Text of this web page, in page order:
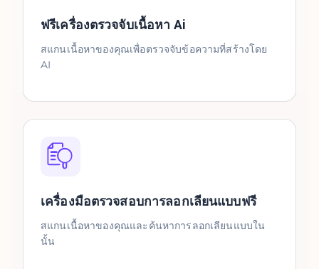
ฟรีเครื่องตรวจจับเนื้อหา Ai
สแกนเนื้อหาของคุณเพื่อตรวจจับข้อความที่สร้างโดย
AI
เครื่องมือตรวจสอบการลอกเลียนแบบฟรี
สแกนเนื้อหาของคุณและค้นหาการลอกเลียนแบบใน
นั้น